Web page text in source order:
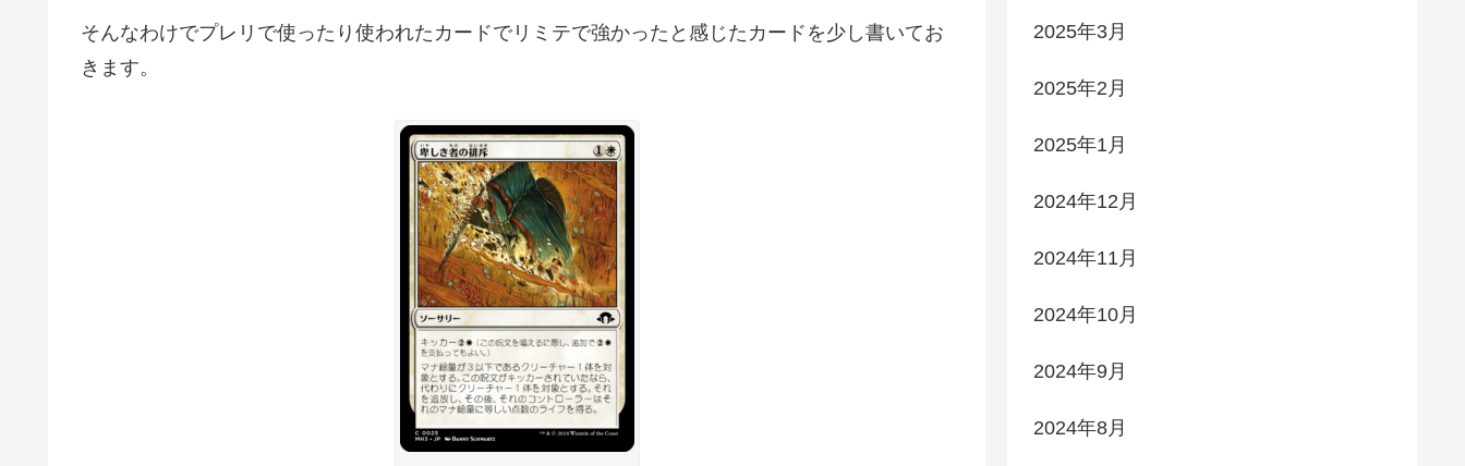
そんなわけでプレリで使ったり使われたカードでリミテで強かったと感じたカードを少し書いてお
きます。
2025年3月
2025年2月
2025年1月
2024年12月
2024年11月
2024年10月
2024年9月
2024年8月